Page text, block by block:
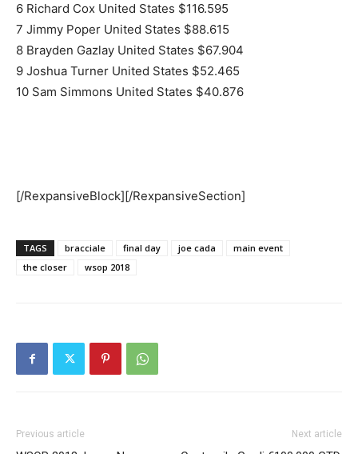
6 Richard Cox United States $116.595
7 Jimmy Poper United States $88.615
8 Brayden Gazlay United States $67.904
9 Joshua Turner United States $52.465
10 Sam Simmons United States $40.876
[/RexpansiveBlock][/RexpansiveSection]
TAGS bracciale final day joe cada
main event
the closer
wsop 2018
Previous article Next article